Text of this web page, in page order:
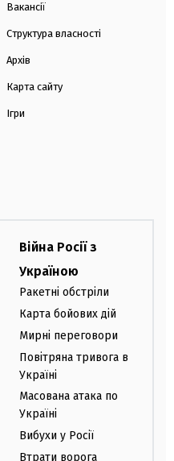
Вакансії
Структура власності
Архів
Карта сайту
Ігри
Війна Росії з
Україною
Ракетні обстріли
Карта бойових дій
Мирні переговори
Повітряна тривога в
Україні
Масована атака по
Україні
Вибухи у Росії
Втрати ворога